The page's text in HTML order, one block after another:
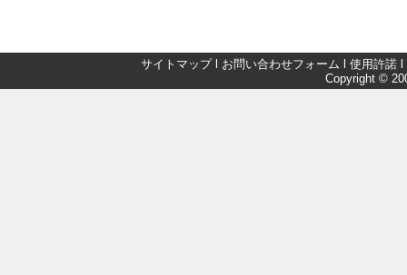
サイトマップl お問い合わせフォーム 使用許諾
Copyright ©